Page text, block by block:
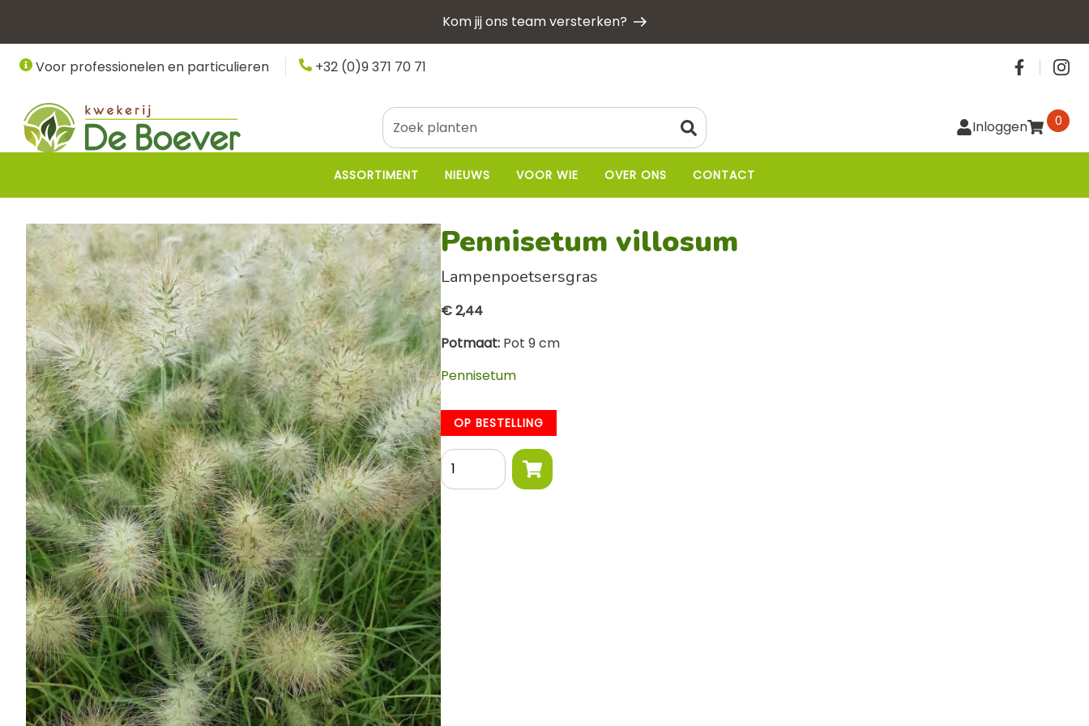
naar
gaan
Kom jij ons team versterken?
Voor professionelen en particulieren +32 (0)9 371 70 71 Social
Inloggen 0
ASSORTIMENT NIEUWS VOOR WIE OVER ONS CONTACT
Pennisetum villosum
Lampenpoetsersgras
€ 2,44
Potmaat Pot 9 cm
Pennisetum
OP BESTELLING
Aantal